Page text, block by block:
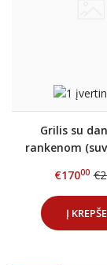
Grilis su
rankenom
€17000
Į